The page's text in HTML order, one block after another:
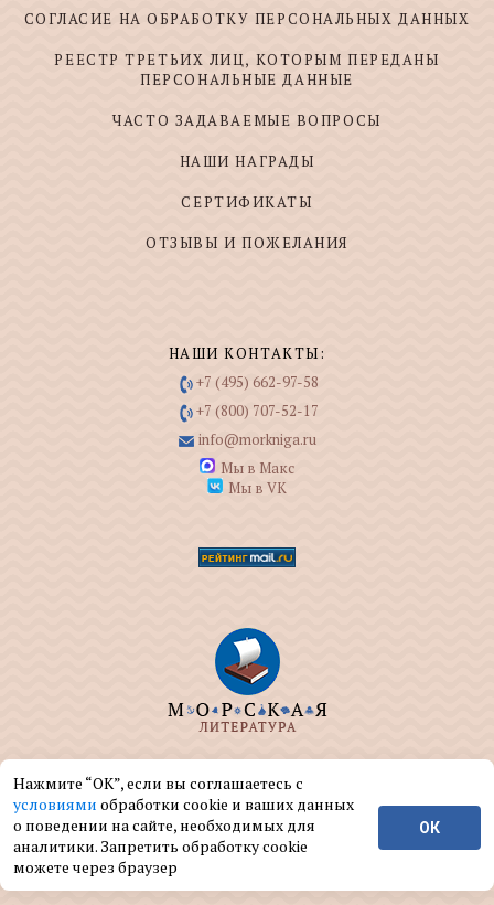
СОГЛАСИЕ НА ОБРАБОТКУ ПЕРСОНАЛЬНЫХ ДАННЫХ
РЕЕСТР ТРЕТЬИХ ЛИЦ, КОТОРЫМ ПЕРЕДАНЫ
ПЕРСОНАЛЬНЫЕ ДАННЫЕ
ЧАСТО ЗАДАВАЕМЫЕ ВОПРОСЫ
НАШИ НАГРАДЫ
СЕРТИФИКАТЫ
ОТЗЫВЫ И ПОЖЕЛАНИЯ
НАШИ КОНТАКТЫ:
+7 (495) 662-97-58
+7 (800) 707-52-17
info@morkniga.ru
Мы в Макс
Мы в VK
ООО "МОРКНИГА" занимается изданием и
реализацией книг на морскую тематику.
© ООО "МОРКНИГА", 2004 — 2026 г.
Нажмите “ОК”, если вы соглашаетесь с
условиями обработки cookie и ваших данных
о поведении на сайте, необходимых для
аналитики. Запретить обработку cookie
можете через браузер
ОК